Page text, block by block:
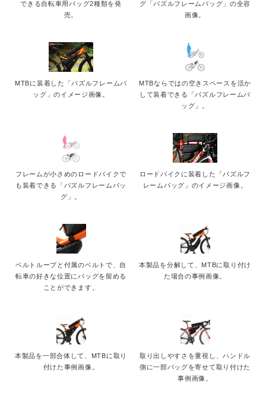
できる自転車用バッグ2種類を発
売。
グ「パズルフレームバッグ」の全容
画像。
MTBに装着した「パズルフレームバ
ッグ」のイメージ画像。
MTBならではの空きスペースを活か
して装着できる「パズルフレームバ
ッグ」。
フレームが小さめのロードバイクで
も装着できる「パズルフレームバッ
グ」。
ロードバイクに装着した「パズルフ
レームバッグ」のイメージ画像。
ベルトループと付属のベルトで、自
転車の好きな位置にバッグを留める
ことができます。
本製品を分解して、MTBに取り付け
た場合の事例画像。
本製品を一部合体して、MTBに取り
付けた事例画像。
取り出しやすさを重視し、ハンドル
側に一部バッグを寄せて取り付けた
事例画像。
English